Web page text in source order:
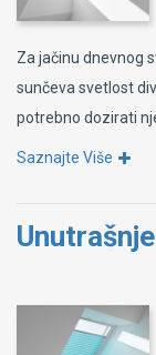
Za jačinu dnevnog
sunčeva svetlost
potrebno dozirati
Saznajte Više